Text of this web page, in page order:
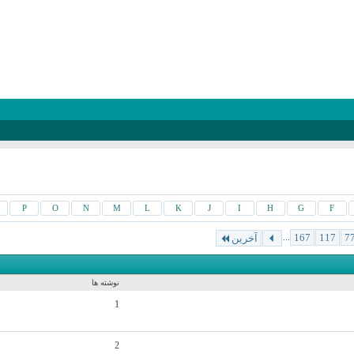
F
G
H
I
J
K
L
M
N
O
P
77
117
167
... آخرین
نوشته ها
1
2